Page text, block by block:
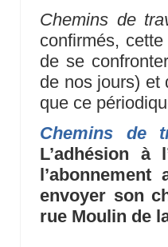
Chemins de
confirmés,
de se
de nos jours) et
que ce
Chemins de
L’adhésion à
envoyer son
rue Moulin de